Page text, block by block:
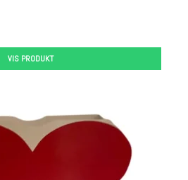
VIS PRODUKT